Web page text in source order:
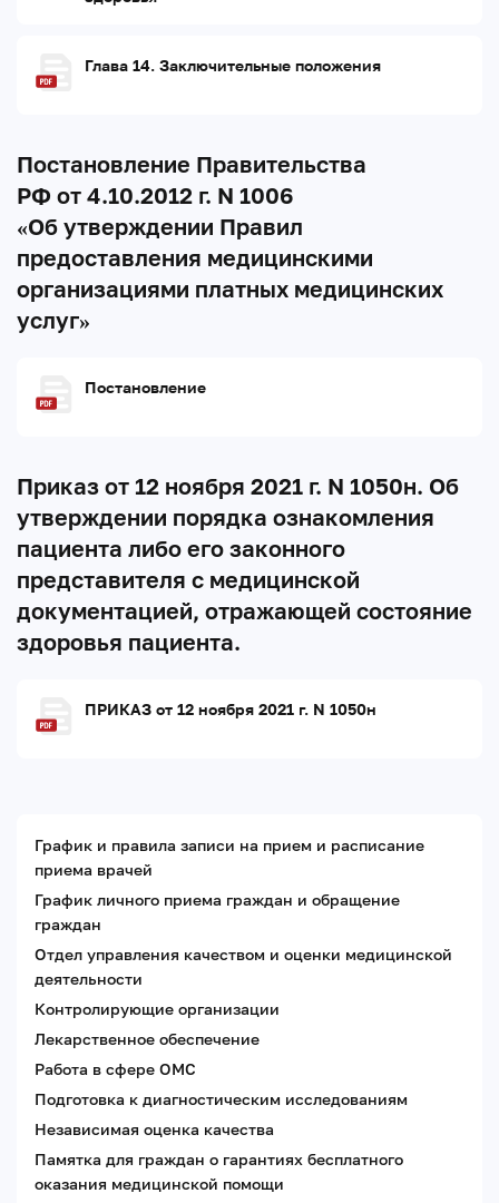
График и правила записи на прием и расписание
приема врачей
График личного приема граждан и обращение
граждан
Отдел управления качеством и оценки медицинской
деятельности
Контролирующие организации
Лекарственное обеспечение
Работа в сфере ОМС
Подготовка к диагностическим исследованиям
Независимая оценка качества
Памятка для граждан о гарантиях бесплатного
оказания медицинской помощи
Глава 14. Заключительные положения
Постановление Правительства
РФ от 4.10.2012 г. N 1006
«Об утверждении Правил
предоставления медицинскими
организациями платных медицинских
услуг»
Постановление
Приказ от 12 ноября 2021 г. N 1050н. Об
утверждении порядка ознакомления
пациента либо его законного
представителя с медицинской
документацией, отражающей состояние
здоровья пациента.
ПРИКАЗ от 12 ноября 2021 г. N 1050н